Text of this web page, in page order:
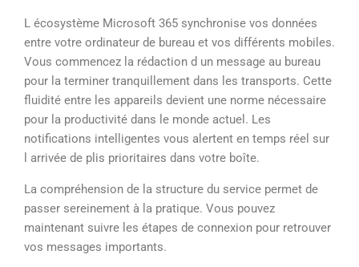
L écosystème Microsoft 365 synchronise vos données
entre votre ordinateur de bureau et vos différents mobiles.
Vous commencez la rédaction d un message au bureau
pour la terminer tranquillement dans les transports. Cette
fluidité entre les appareils devient une norme nécessaire
pour la productivité dans le monde actuel. Les
notifications intelligentes vous alertent en temps réel sur
l arrivée de plis prioritaires dans votre boîte.
La compréhension de la structure du service permet de
passer sereinement à la pratique. Vous pouvez
maintenant suivre les étapes de connexion pour retrouver
vos messages importants.